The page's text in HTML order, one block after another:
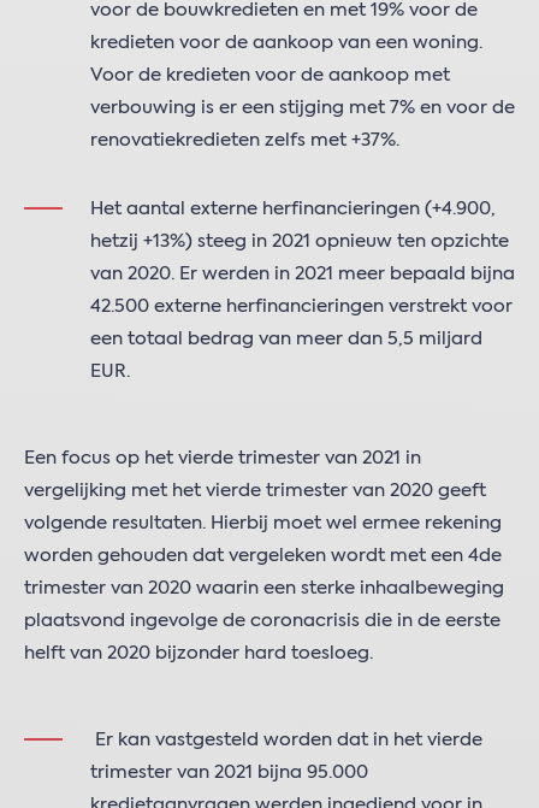
voor de bouwkredieten en met 19% voor de
kredieten voor de aankoop van een woning.
Voor de kredieten voor de aankoop met
verbouwing is er een stijging met 7% en voor de
renovatiekredieten zelfs met +37%.
Het aantal externe herfinancieringen (+4.900,
hetzij +13%) steeg in 2021 opnieuw ten opzichte
van 2020. Er werden in 2021 meer bepaald bijna
42.500 externe herfinancieringen verstrekt voor
een totaal bedrag van meer dan 5,5 miljard
EUR.
Een focus op het vierde trimester van 2021 in
vergelijking met het vierde trimester van 2020 geeft
volgende resultaten. Hierbij moet wel ermee rekening
worden gehouden dat vergeleken wordt met een 4de
trimester van 2020 waarin een sterke inhaalbeweging
plaatsvond ingevolge de coronacrisis die in de eerste
helft van 2020 bijzonder hard toesloeg.
Er kan vastgesteld worden dat in het vierde
trimester van 2021 bijna 95.000